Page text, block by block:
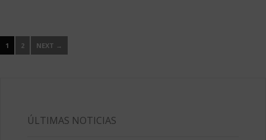
1 2 NEXT →
ÚLTIMAS NOTICIAS